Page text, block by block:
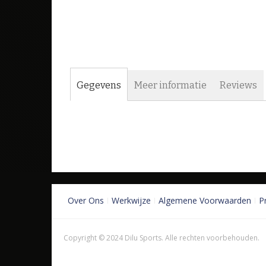
Gegevens Meer informatie Reviews
Over Ons Werkwijze Algemene Voorwaarden
Copyright © 2024 Dilu Sports. Alle rechten voorbehouden.